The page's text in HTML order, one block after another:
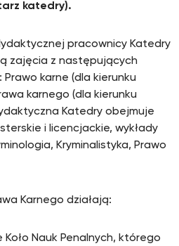
katedry).
pracownicy Katedry
zajęcia z następujących
karne (dla kierunku
karnego (dla kierunku
Katedry obejmuje
i licencjackie, wykłady
Kryminalistyka, Prawo
Karnego działają:
Nauk Penalnych, którego